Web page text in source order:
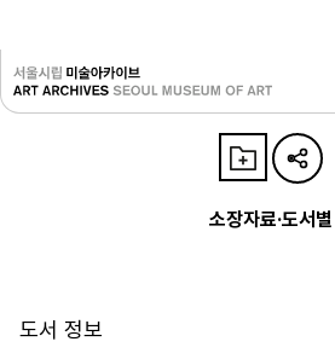
소장자료·도서별
도서 정보